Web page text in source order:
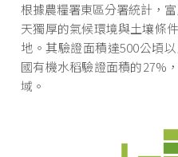
根據農糧署東區分署統計，
天獨厚的氣候環境與土壤條
地。其驗證面積達500公頃
國有機水稻驗證面積的27%
域。